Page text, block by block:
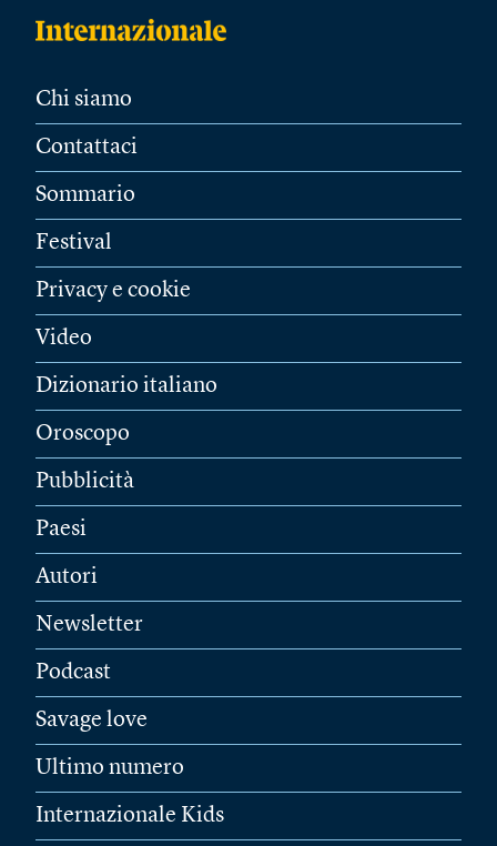
Chi siamo
Contattaci
Sommario
Festival
Privacy e cookie
Video
Dizionario italiano
Oroscopo
Pubblicità
Paesi
Autori
Newsletter
Podcast
Savage love
Ultimo numero
Internazionale Kids